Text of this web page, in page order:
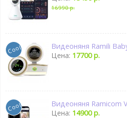
16990 р.
Видеоняня Ramili
Цена: 17700 р.
Видеоняня Ramicom
Цена: 14900 р.